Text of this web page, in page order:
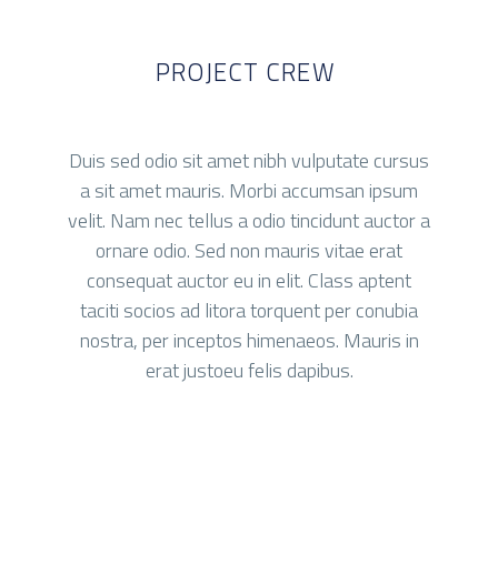
PROJECT CREW
Duis sed odio sit amet nibh vulputate cursus
a sit amet mauris. Morbi accumsan ipsum
velit. Nam nec tellus a odio tincidunt auctor a
ornare odio. Sed non mauris vitae erat
consequat auctor eu in elit. Class aptent
taciti socios ad litora torquent per conubia
nostra, per inceptos himenaeos. Mauris in
erat justoeu felis dapibus.